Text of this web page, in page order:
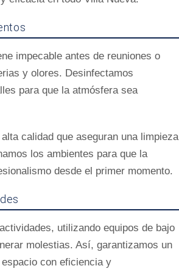
impecable antes de reuniones o
y olores. Desinfectamos
para que la atmósfera sea
calidad que aseguran una limpieza
los ambientes para que la
desde el primer momento.
utilizando equipos de bajo
molestias. Así, garantizamos un
con eficiencia y